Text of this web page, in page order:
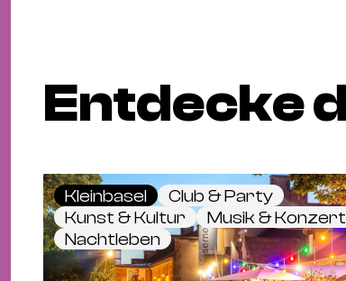
Entdecke
Kleinbasel
Club & Party
Kunst & Kultur
Musik & Konzert
Nachtleben